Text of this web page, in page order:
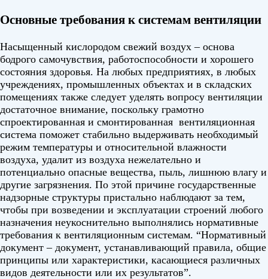
Основные требования к системам вентиляции
Насыщенный кислородом свежий воздух – основа
бодрого самочувствия, работоспособности и хорошего
состояния здоровья. На любых предприятиях, в любых
учреждениях, промышленных объектах и в складских
помещениях также следует уделять вопросу вентиляции
достаточное внимание, поскольку грамотно
спроектированная и смонтированная вентиляционная
система поможет стабильно выдерживать необходимый
режим температуры и относительной влажности
воздуха, удалит из воздуха нежелательно и
потенциально опасные вещества, пыль, лишнюю влагу и
другие загрязнения. По этой причине государственные
надзорные структуры пристально наблюдают за тем,
чтобы при возведении и эксплуатации строений любого
назначения неукоснительно выполнялись нормативные
требования к вентиляционным системам. “Нормативный
документ – документ, устанавливающий правила, общие
принципы или характеристики, касающиеся различных
видов деятельности или их результатов”.